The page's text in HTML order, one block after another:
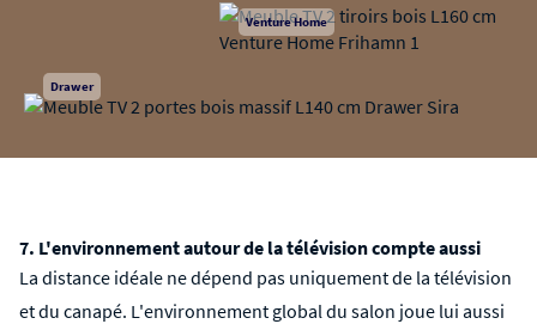
Venture Home
Drawer
7. L'environnement autour de la télévision compte aussi
La distance idéale ne dépend pas uniquement de la télévision
et du canapé. L'environnement global du salon joue lui aussi